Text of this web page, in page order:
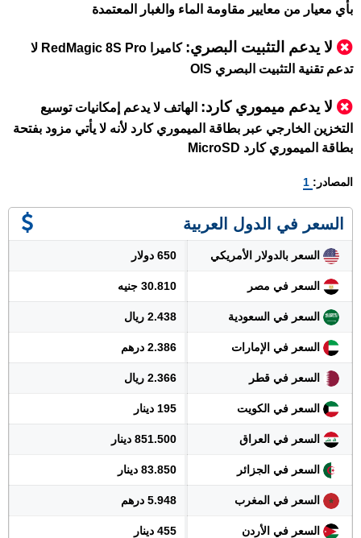
بأي معيار من معايير مقاومة الماء والغبار المعتمدة
لا يدعم التثبيت البصري:
كاميرا RedMagic 8S Pro لا
تدعم تقنية التثبيت البصري OIS
لا يدعم ميموري كارد: الهاتف لا يدعم إمكانيات توسيع
التخزين الخارجي عبر بطاقة الميموري كارد لأنه لا يأتي مزود بفتحة
بطاقة الميموري كارد MicroSD
المصادر: 1
السعر في الدول العربية
السعر بالدولار الأمريكي 650 دولار
السعر في مصر 30.810 جنيه
السعر في السعودية 2.438 ريال
السعر في الإمارات 2.386 درهم
السعر في قطر 2.366 ريال
السعر في الكويت 195 دينار
السعر في العراق 851.500 دينار
السعر في الجزائر 83.850 دينار
السعر في المغرب 5.948 درهم
السعر في الأردن 455 دينار